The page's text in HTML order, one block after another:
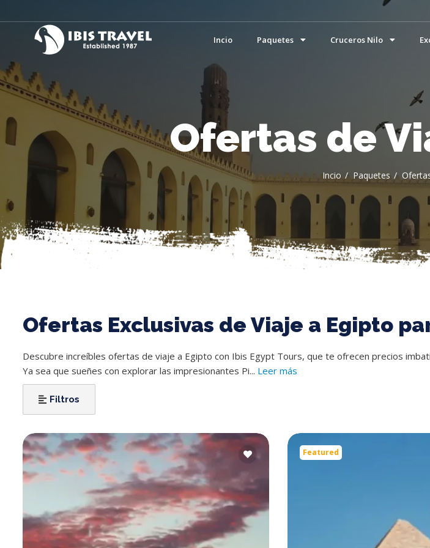
Incio Paquetes Cruceros Nilo
Ofertas de
Incio Paquetes
Ofertas Exclusivas de Viaje a Egipto
Descubre increíbles ofertas de viaje a Egipto con Ibis Egypt Tours, que te ofrecen precios
Ya sea que sueñes con explorar las impresionantes Pi... Leer más
Filtros
Featured